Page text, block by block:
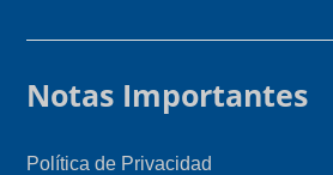
Notas Importantes
Política de Privacidad